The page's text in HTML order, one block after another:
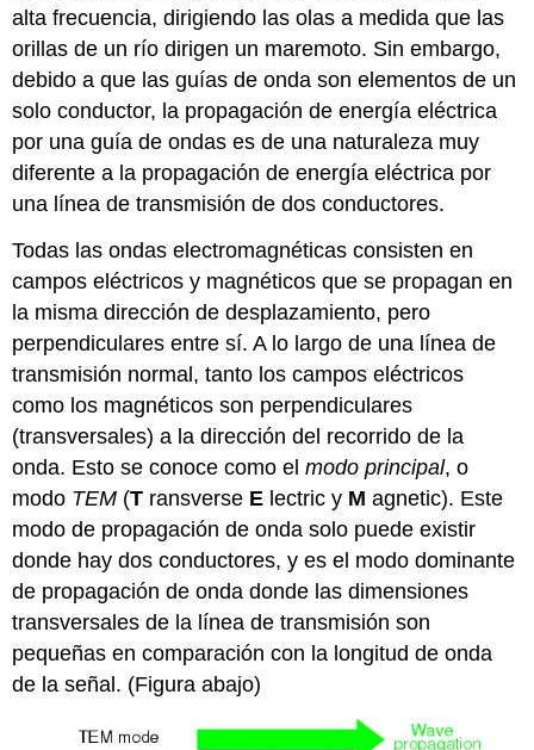
alta frecuencia, dirigiendo las olas a medida que las
orillas de un río dirigen un maremoto. Sin embargo,
debido a que las guías de onda son elementos de un
solo conductor, la propagación de energía eléctrica
por una guía de ondas es de una naturaleza muy
diferente a la propagación de energía eléctrica por
una línea de transmisión de dos conductores.
Todas las ondas electromagnéticas consisten en
campos eléctricos y magnéticos que se propagan en
la misma dirección de desplazamiento, pero
perpendiculares entre sí. A lo largo de una línea de
transmisión normal, tanto los campos eléctricos
como los magnéticos son perpendiculares
(transversales) a la dirección del recorrido de la
onda. Esto se conoce como elmodo principal, o
modo TEM (T ransverse E lectric y M agnetic). Este
modo de propagación de onda solo puede existir
donde hay dos conductores, y es el modo dominante
de propagación de onda donde las dimensiones
transversales de la línea de transmisión son
pequeñas en comparación con la longitud de onda
de la señal. (Figura abajo)